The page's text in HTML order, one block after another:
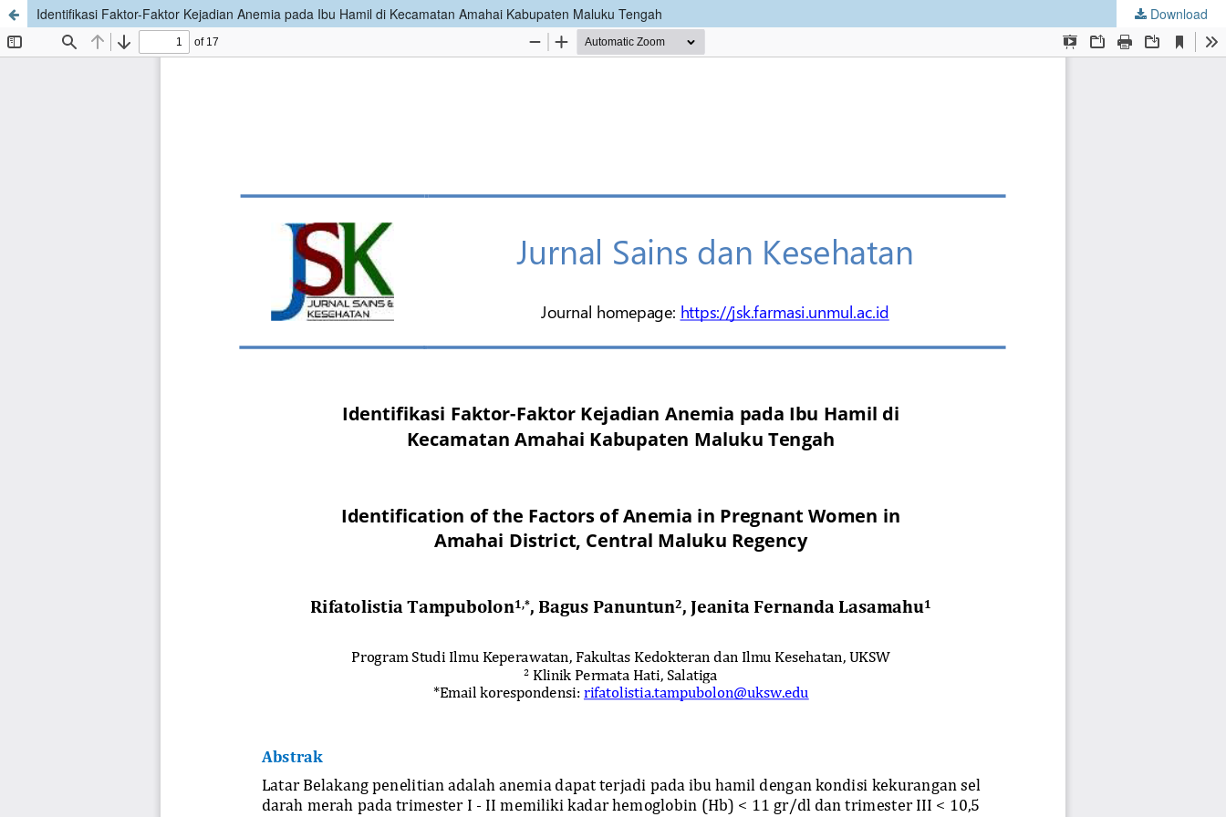
Identifikasi Faktor-Faktor Kejadian Anemia pada Ibu Hamil di Kecamatan Amahai Kabupaten Maluku Tengah Download